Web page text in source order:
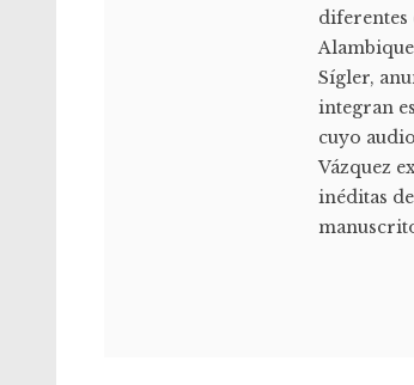
diferentes
Sígler,
integran
cuyo
Vázquez
inéditas